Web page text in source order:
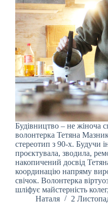
Будівництво – не жіноча
волонтерка Тетяна
стереотип з 90-х. Будучи
проєктувала, зводила,
накопичений досвід
координацію напряму
свічок. Волонтерка
шліфує майстерність
Наталя
2